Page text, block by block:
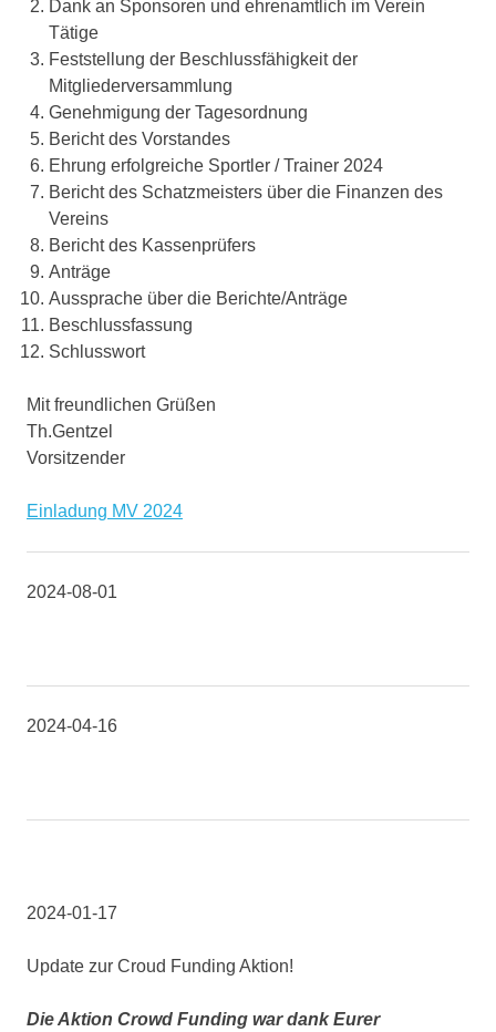
Dank an Sponsoren und ehrenamtlich im Verein
Tätige
Feststellung der Beschlussfähigkeit der
Mitgliederversammlung
Genehmigung der Tagesordnung
Bericht des Vorstandes
Ehrung erfolgreiche Sportler / Trainer 2024
Bericht des Schatzmeisters über die Finanzen des
Vereins
Bericht des Kassenprüfers
Anträge
Aussprache über die Berichte/Anträge
Beschlussfassung
Schlusswort
Mit freundlichen Grüßen
Th.Gentzel
Vorsitzender
Einladung MV 2024
2024-08-01
2024-04-16
2024-01-17
Update zur Croud Funding Aktion!
Die Aktion Crowd Funding war dank Eurer